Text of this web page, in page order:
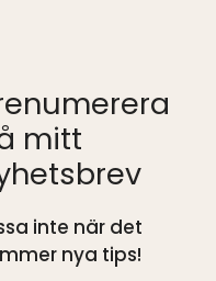
mitt
inte när det
nya tips!